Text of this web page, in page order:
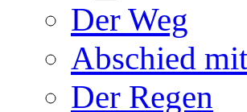
Der Weg
Abschied
Der Regen